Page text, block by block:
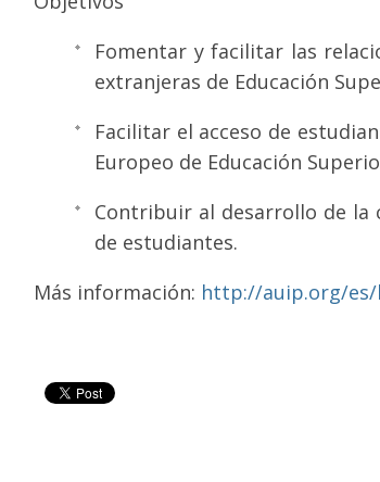
Fomentar y facilitar las
extranjeras de Educación
Facilitar el acceso de
Europeo de Educación
Contribuir al desarrollo de la
de estudiantes.
Más información: http://auip.org/es/